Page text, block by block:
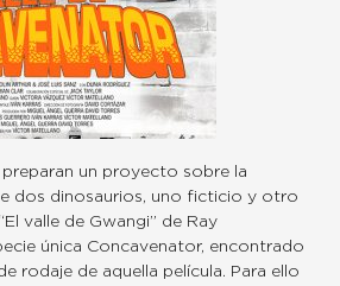
un proyecto sobre la
dos dinosaurios, uno ficticio y otro
valle de Gwangi” de Ray
única Concavenator, encontrado
rodaje de aquella película. Para ello